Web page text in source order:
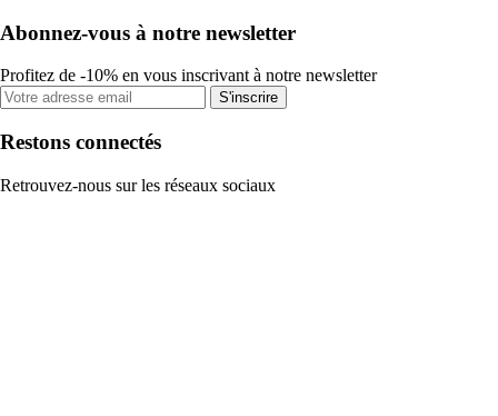
Abonnez-vous à notre newsletter
Profitez de -10% en vous inscrivant à notre newsletter
S'inscrire
Restons connectés
Retrouvez-nous sur les réseaux sociaux